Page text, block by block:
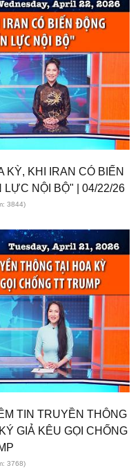
KỲ, KHI IRAN CÓ BIẾN
NỘI BỘ" | 04/22/26
3844)
TIN TRUYỀN THÔNG
GIẢ KÊU GỌI CHỐNG
3768)